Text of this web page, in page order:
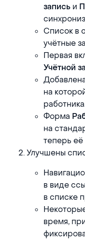
запись и
Список в
учётные
Первая
Учётной
на
Форма
на
теперь
Улучшены
в виде
в списке
время,